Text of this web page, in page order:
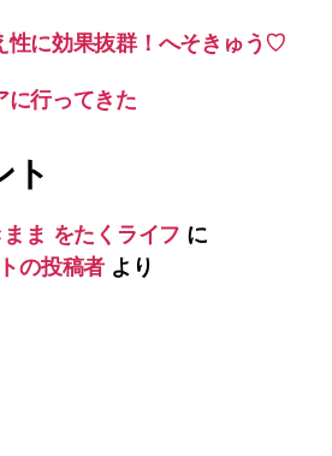
性に効果抜群！へそきゅう♡
に行ってきた
ト
ま をたくライフ に
の投稿者 より